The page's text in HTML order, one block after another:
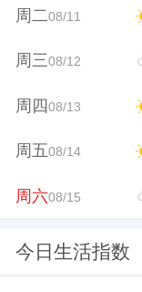
周二08/11
周三08/12
周四08/13
周五08/14
周六08/15
今日生活指数